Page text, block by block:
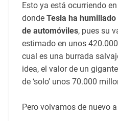
Esto ya está ocurriendo
donde Tesla ha
de automóviles, pues su
estimado en unos
cual es una burrada
idea, el valor de un
de ‘solo’ unos 70.000
Pero volvamos de nuevo